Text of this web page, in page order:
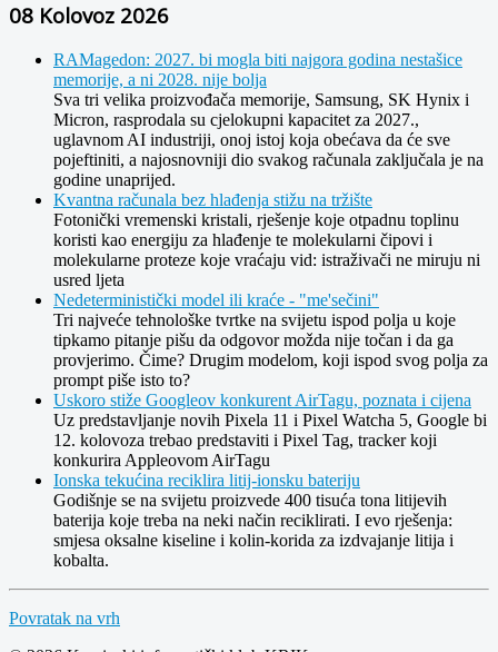
08 Kolovoz 2026
RAMagedon: 2027. bi mogla biti najgora godina nestašice
memorije, a ni 2028. nije bolja
Sva tri velika proizvođača memorije, Samsung, SK Hynix i
Micron, rasprodala su cjelokupni kapacitet za 2027.,
uglavnom AI industriji, onoj istoj koja obećava da će sve
pojeftiniti, a najosnovniji dio svakog računala zaključala je na
godine unaprijed.
Kvantna računala bez hlađenja stižu na tržište
Fotonički vremenski kristali, rješenje koje otpadnu toplinu
koristi kao energiju za hlađenje te molekularni čipovi i
molekularne proteze koje vraćaju vid: istraživači ne miruju ni
usred ljeta
Nedeterministički model ili kraće - "me'sečini"
Tri najveće tehnološke tvrtke na svijetu ispod polja u koje
tipkamo pitanje pišu da odgovor možda nije točan i da ga
provjerimo. Čime? Drugim modelom, koji ispod svog polja za
prompt piše isto to?
Uskoro stiže Googleov konkurent AirTagu, poznata i cijena
Uz predstavljanje novih Pixela 11 i Pixel Watcha 5, Google bi
12. kolovoza trebao predstaviti i Pixel Tag, tracker koji
konkurira Appleovom AirTagu
Ionska tekućina reciklira litij-ionsku bateriju
Godišnje se na svijetu proizvede 400 tisuća tona litijevih
baterija koje treba na neki način reciklirati. I evo rješenja:
smjesa oksalne kiseline i kolin-korida za izdvajanje litija i
kobalta.
Povratak na vrh